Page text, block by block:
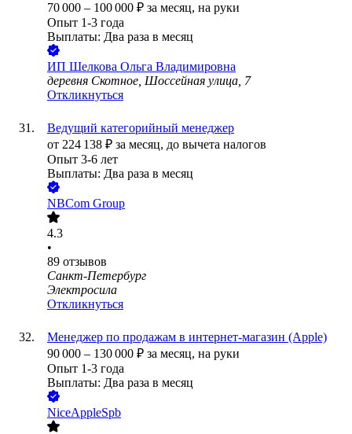
70 000 – 100 000 ₽ за месяц, на руки
Опыт 1-3 года
Выплаты: Два раза в месяц
ИП Шелкова Ольга Владимировна
деревня Скотное, Шоссейная улица, 7
Откликнуться
Ведущий категорийный менеджер
от 224 138 ₽ за месяц, до вычета налогов
Опыт 3-6 лет
Выплаты: Два раза в месяц
NBCom Group
4.3
•
89 отзывов
Санкт-Петербург
Электросила
Откликнуться
Менеджер по продажам в интернет-магазин (Apple)
90 000 – 130 000 ₽ за месяц, на руки
Опыт 1-3 года
Выплаты: Два раза в месяц
NiceAppleSpb